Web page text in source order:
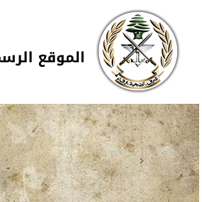
تجاوز إلى المحتوى الرئيسي
Skip to navigation